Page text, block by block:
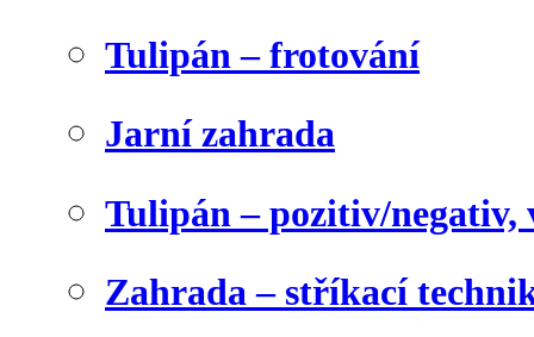
Tulipán – frotování
Jarní zahrada
Tulipán – pozitiv/negativ,
Zahrada – stříkací